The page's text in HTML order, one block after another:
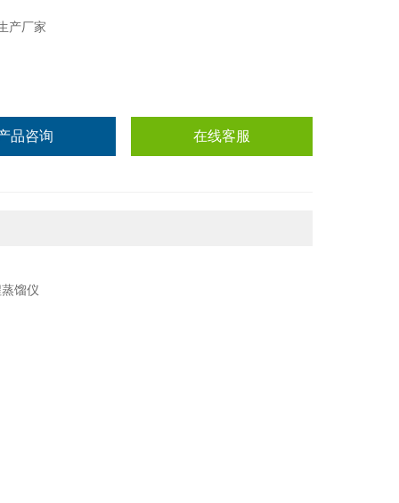
产厂家
品咨询 在线客服